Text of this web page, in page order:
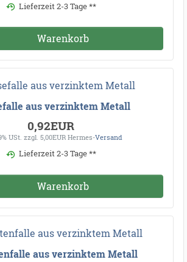
Lieferzeit 2-3 Tage **
Warenkorb
aus verzinktem Metall
0,92EUR
USt. zzgl. 5,00EUR Hermes-Versand
Lieferzeit 2-3 Tage **
Warenkorb
aus verzinktem Metall